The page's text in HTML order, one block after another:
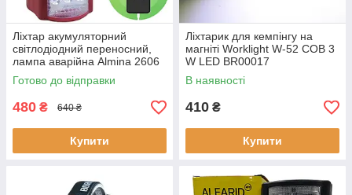
Ліхтар акумуляторний
світлодіодний переносний,
лампа аварійна Almina 2606
Готово до відправки
480 ₴ 640 ₴
Купити
Ліхтарик для кемпінгу на
магніті Worklight W-52 COB 3
W LED BR00017
В наявності
410 ₴
Купити